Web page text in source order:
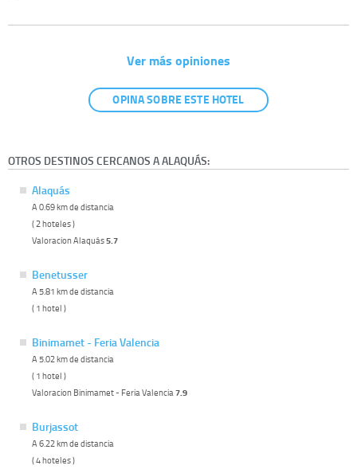
Ver más opiniones
OPINA SOBRE ESTE HOTEL
OTROS DESTINOS CERCANOS A ALAQUÁS:
Alaquás
A 0.69 km de distancia
( 2 hoteles )
Valoracion Alaquás5.7
Benetusser
A 5.81 km de distancia
( 1 hotel )
Binimamet - Feria Valencia
A 5.02 km de distancia
( 1 hotel )
Valoracion Binimamet - Feria Valencia 7.9
Burjassot
A 6.22 km de distancia
( 4 hoteles )